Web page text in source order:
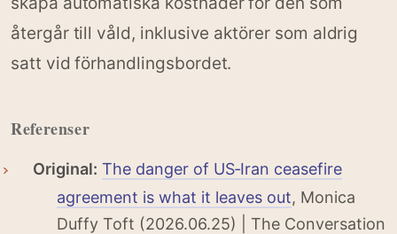
återgår till våld, inklusive aktörer som aldrig
satt vid förhandlingsbordet.
Referenser
Original: The danger of US‑Iran ceasefire
agreement is what it leaves out, Monica
Duffy Toft (2026.06.25) | The Conversation